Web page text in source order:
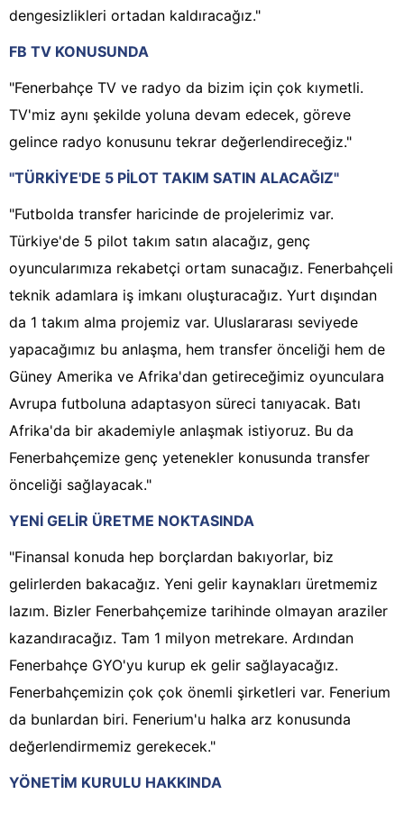
dengesizlikleri ortadan kaldıracağız."
FB TV KONUSUNDA
"Fenerbahçe TV ve radyo da bizim için çok kıymetli.
TV'miz aynı şekilde yoluna devam edecek, göreve
gelince radyo konusunu tekrar değerlendireceğiz."
"TÜRKİYE'DE 5 PİLOT TAKIM SATIN ALACAĞIZ"
"Futbolda transfer haricinde de projelerimiz var.
Türkiye'de 5 pilot takım satın alacağız, genç
oyuncularımıza rekabetçi ortam sunacağız. Fenerbahçeli
teknik adamlara iş imkanı oluşturacağız. Yurt dışından
da 1 takım alma projemiz var. Uluslararası seviyede
yapacağımız bu anlaşma, hem transfer önceliği hem de
Güney Amerika ve Afrika'dan getireceğimiz oyunculara
Avrupa futboluna adaptasyon süreci tanıyacak. Batı
Afrika'da bir akademiyle anlaşmak istiyoruz. Bu da
Fenerbahçemize genç yetenekler konusunda transfer
önceliği sağlayacak."
YENİ GELİR ÜRETME NOKTASINDA
"Finansal konuda hep borçlardan bakıyorlar, biz
gelirlerden bakacağız. Yeni gelir kaynakları üretmemiz
lazım. Bizler Fenerbahçemize tarihinde olmayan araziler
kazandıracağız. Tam 1 milyon metrekare. Ardından
Fenerbahçe GYO'yu kurup ek gelir sağlayacağız.
Fenerbahçemizin çok çok önemli şirketleri var. Fenerium
da bunlardan biri. Fenerium'u halka arz konusunda
değerlendirmemiz gerekecek."
YÖNETİM KURULU HAKKINDA